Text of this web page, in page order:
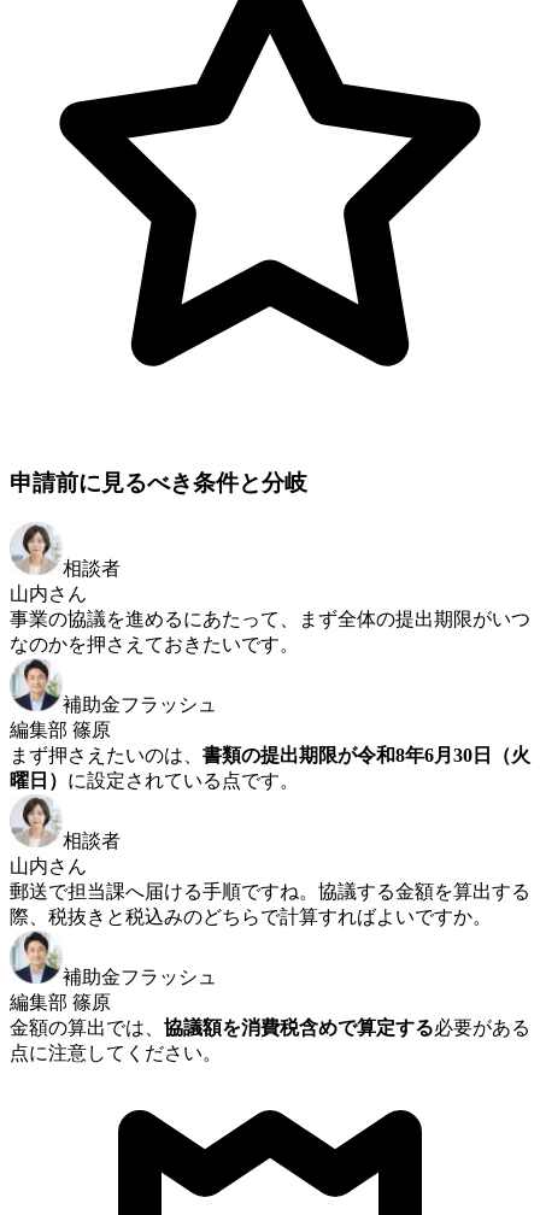
申請前に見るべき条件と分岐
相談者
山内さん
事業の協議を進めるにあたって、まず全体の提出期限がいつ
なのかを押さえておきたいです。
補助金フラッシュ
編集部 篠原
まず押さえたいのは、 書類の提出期限が令和8年6月30日（火
曜日） に設定されている点です。
相談者
山内さん
郵送で担当課へ届ける手順ですね。協議する金額を算出する
際、税抜きと税込みのどちらで計算すればよいですか。
補助金フラッシュ
編集部 篠原
金額の算出では、 協議額を消費税含めで算定する必要がある
点に注意してください。